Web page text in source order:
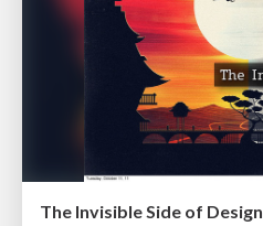
The Invisible Side of Design